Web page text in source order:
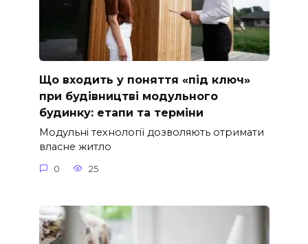
Що входить у поняття «під ключ»
при будівництві модульного
будинку: етапи та терміни
Модульні технології дозволяють отримати
власне житло
0 25